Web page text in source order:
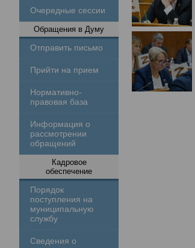
Очередные сессии
Обращения в Думу
Отправить письмо
Прийти на прием
Нормативно-
правовая база
Информация о
рассмотрении
обращений
Кадровое
обеспечение
Порядок
поступления на
муниципальную
службу
Сведения о